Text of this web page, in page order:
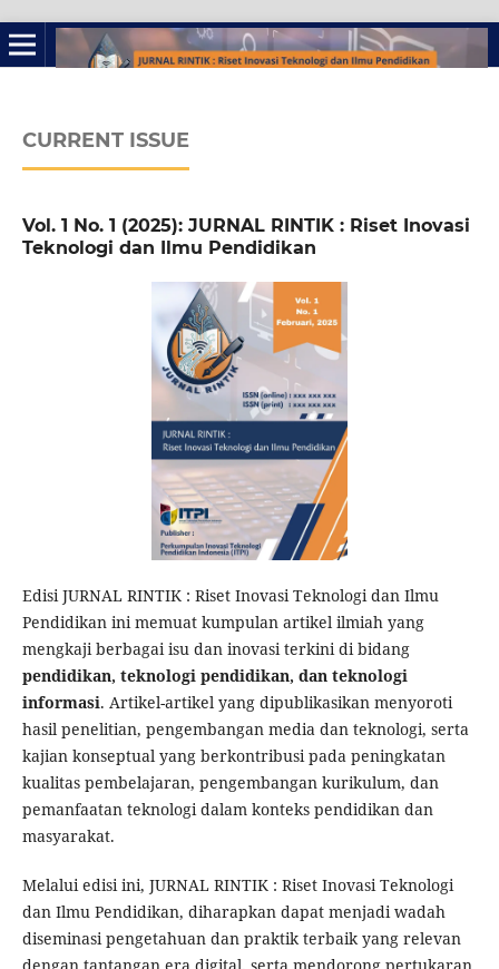
CURRENT ISSUE
Vol. 1 No. 1 (2025): JURNAL RINTIK : Riset Inovasi
Teknologi dan Ilmu Pendidikan
Edisi JURNAL RINTIK : Riset Inovasi Teknologi dan Ilmu
Pendidikan ini memuat kumpulan artikel ilmiah yang
mengkaji berbagai isu dan inovasi terkini di bidang
pendidikan, teknologi pendidikan, dan teknologi
informasi. Artikel-artikel yang dipublikasikan menyoroti
hasil penelitian, pengembangan media dan teknologi, serta
kajian konseptual yang berkontribusi pada peningkatan
kualitas pembelajaran, pengembangan kurikulum, dan
pemanfaatan teknologi dalam konteks pendidikan dan
masyarakat.
Melalui edisi ini, JURNAL RINTIK : Riset Inovasi Teknologi
dan Ilmu Pendidikan, diharapkan dapat menjadi wadah
diseminasi pengetahuan dan praktik terbaik yang relevan